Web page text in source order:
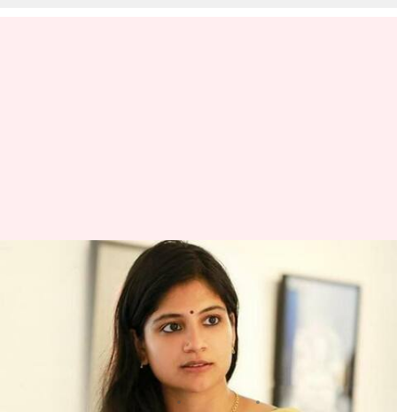
தங்கர் பச்சன்
இயக்கத்தில் அருவி:
அதிதி பாலனின்
'கருமேகங்கள்
கலைகின்றன'
Saranya Shankar Dec 25, 2022 12:08 am